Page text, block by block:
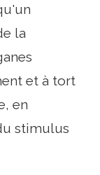
la
et à tort
en
stimulus